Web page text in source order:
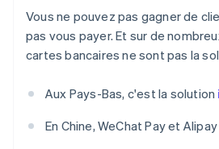
Vous ne pouvez pas gagner de
pas vous payer. Et sur de
cartes bancaires ne sont pas la
Aux Pays-Bas, c'est la solution
En Chine, WeChat Pay et